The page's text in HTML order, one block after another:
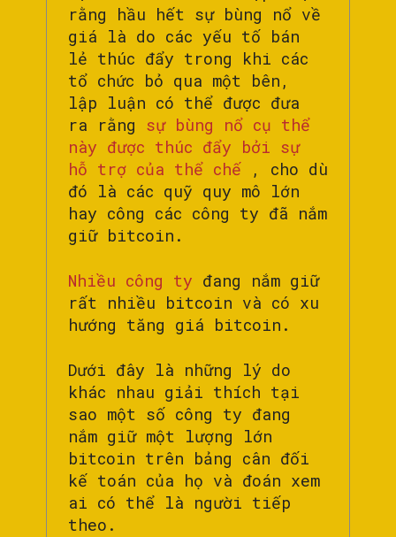
rằng hầu hết sự bùng nổ về
giá là do các yếu tố bán
lẻ thúc đẩy trong khi các
tổ chức bỏ qua một bên,
lập luận có thể được đưa
ra rằng sự bùng nổ cụ thể
này được thúc đẩy bởi sự
hỗ trợ của thể chế , cho dù
đó là các quỹ quy mô lớn
hay công các công ty đã nắm
giữ bitcoin.
Nhiều công ty đang nắm giữ
rất nhiều bitcoin và có xu
hướng tăng giá bitcoin.
Dưới đây là những lý do
khác nhau giải thích tại
sao một số công ty đang
nắm giữ một lượng lớn
bitcoin trên bảng cân đối
kế toán của họ và đoán xem
ai có thể là người tiếp
theo.